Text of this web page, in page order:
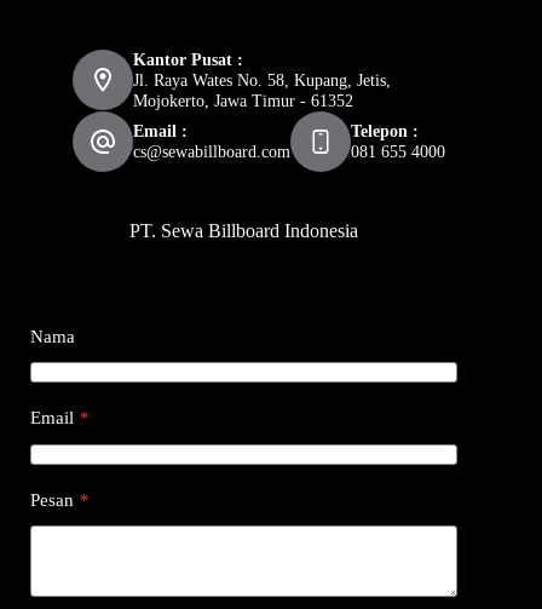
Kantor Pusat :
Jl. Raya Wates No. 58, Kupang, Jetis,
Mojokerto, Jawa Timur - 61352
Email :
cs@sewabillboard.com
Telepon :
081 655 4000
PT. Sewa Billboard Indonesia
Nama
Email *
Pesan *